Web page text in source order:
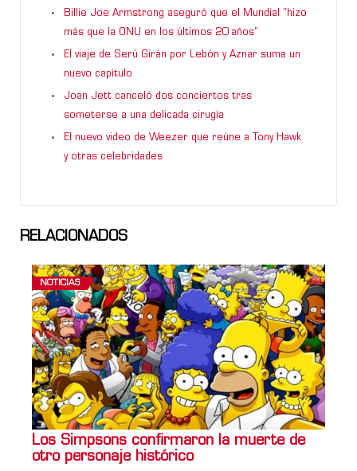
Billie Joe Armstrong aseguró que el Mundial “hizo
más que la ONU en los últimos 20 años”
El viaje de Serú Girán por Lebón y Aznar suma un
nuevo capítulo
Joan Jett canceló dos conciertos tras
someterse a una delicada cirugía
El nuevo video de Weezer que reúne a Tony Hawk
y otras celebridades
RELACIONADOS
NOTICIAS
Los Simpsons confirmaron la muerte de
otro personaje histórico